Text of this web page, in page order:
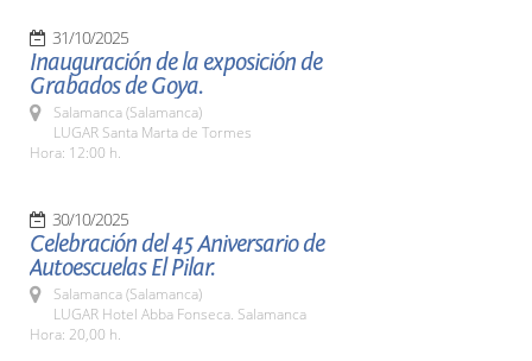
31/10/2025
Inauguración de la exposición de
Grabados de Goya.
Salamanca (Salamanca)
LUGAR Santa Marta de Tormes
Hora: 12:00 h.
30/10/2025
Celebración del 45 Aniversario de
Autoescuelas El Pilar.
Salamanca (Salamanca)
LUGAR Hotel Abba Fonseca. Salamanca
Hora: 20,00 h.